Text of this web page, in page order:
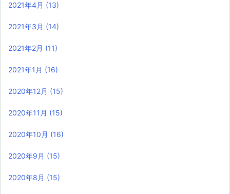
2021年4月 (13)
2021年3月 (14)
2021年2月 (11)
2021年1月 (16)
2020年12月 (15)
2020年11月 (15)
2020年10月 (16)
2020年9月 (15)
2020年8月 (15)